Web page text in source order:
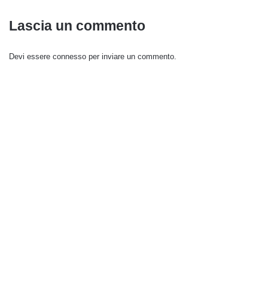
Lascia un commento
Devi essere connesso per inviare un commento.